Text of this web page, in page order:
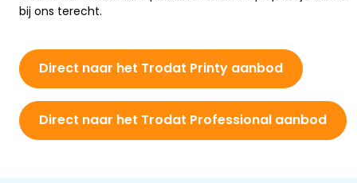
bij ons terecht.
Direct naar het Trodat Printy aanbod
Direct naar het Trodat Professional aanbod